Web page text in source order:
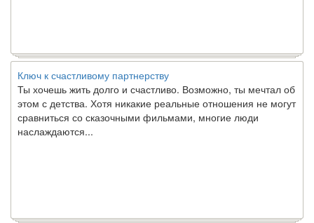
Ключ к счастливому партнерству
Ты хочешь жить долго и счастливо. Возможно, ты мечтал об
этом с детства. Хотя никакие реальные отношения не могут
сравниться со сказочными фильмами, многие люди
наслаждаются...